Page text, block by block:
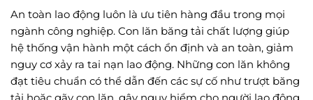
An toàn lao động luôn là ưu tiên hàng đầu trong mọi
ngành công nghiệp. Con lăn băng tải chất lượng giúp
hệ thống vận hành một cách ổn định và an toàn, giảm
nguy cơ xảy ra tai nạn lao động. Những con lăn không
đạt tiêu chuẩn có thể dẫn đến các sự cố như trượt băng